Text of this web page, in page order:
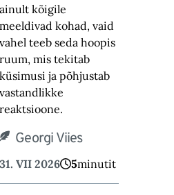
ainult kõigile
meeldivad kohad, vaid
vahel teeb seda hoopis
ruum, mis tekitab
küsimusi ja põhjustab
vastandlikke
reaktsioone.
Georgi Viies
31. VII 2026 5minutit